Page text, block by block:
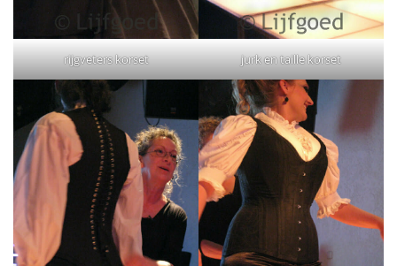
rijgveters korset jurk en taille korset